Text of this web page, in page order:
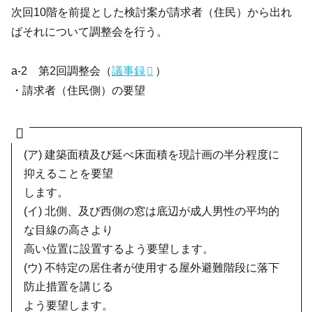
次回10階を前提とした検討案が請求者（住民）から出れ
ばそれについて調整会を行う。
a-2 第2回調整会（議事録
）
・請求者（住民側）の要望
(ア) 建築面積及び延べ床面積を現計画の半分程度に
抑えることを要望
します。
(イ) 北側、及び西側の窓は底辺が成人男性の平均的
な目線の高さより
高い位置に設置するよう要望します。
(ウ) 不特定の居住者が使用する屋外避難階段に落下
防止措置を講じる
よう要望します。